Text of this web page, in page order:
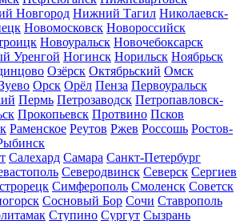
Новгород Нижний Тагил Николаевск-
Новомосковск Новороссийск
Новоуральск Новочебоксарск
Уренгой Ногинск Норильск Ноябрьск
Озёрск Октябрьский Омск
Орск Орёл Пенза Первоуральск
Пермь Петрозаводск Петропавловск-
Прокопьевск Протвино Псков
Раменское Реутов Ржев Россошь Ростов-
Салехард Самара Санкт-Петербург
Северодвинск Северск Сергиев
Симферополь Смоленск Советск
Сосновый Бор Сочи Ставрополь
Ступино Сургут Сызрань